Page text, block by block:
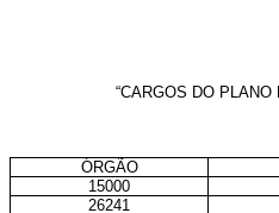
“CARGOS DO
ÓRGÃO
15000
26241